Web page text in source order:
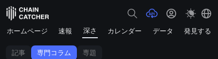
ホームページ 速報 深さ カレンダー データ 発見する
記事 専門コラム 専題